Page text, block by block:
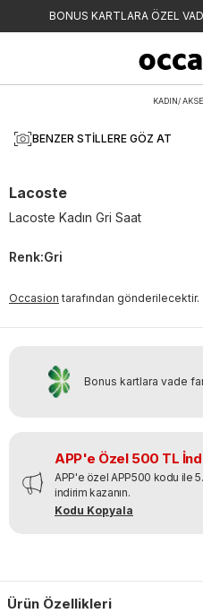
BONUS KARTLARA ÖZEL
KADIN/
BENZER STILLERE GÖZ AT
Lacoste
Lacoste Kadın Gri Saat
Renk:Gri
Occasion tarafından gönderilecektir.
Bonus kartlara vade
APP'e Özel 500 TL
APP'e özel APP500 kodu ile
indirim kazanın.
Kodu Kopyala
Ürün Özellikleri